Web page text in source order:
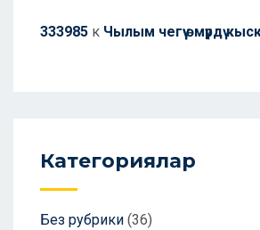
333985 к Чылым чегүү өмүрдү
Категориялар
Без рубрики (36)